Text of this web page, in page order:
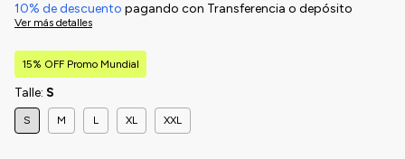
10% de descuento pagando con Transferencia o depósito
Ver más detalles
15% OFF Promo Mundial
Talle: S
S M L XL XXL